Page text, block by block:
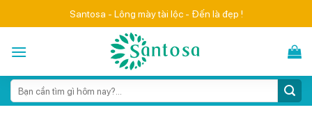
to
Santosa - Lông mày tài lộc - Đến là đẹp !
Search
for: